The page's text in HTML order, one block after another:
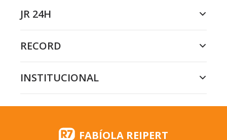
JR 24H
RECORD
INSTITUCIONAL
FABÍOLA REIPERT